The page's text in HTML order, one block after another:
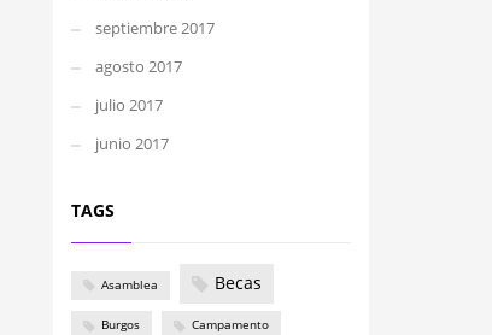
septiembre 2017
agosto 2017
julio 2017
junio 2017
TAGS
Asamblea Becas
Burgos Campamento